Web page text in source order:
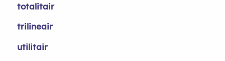
totalitair
trilineair
utilitair